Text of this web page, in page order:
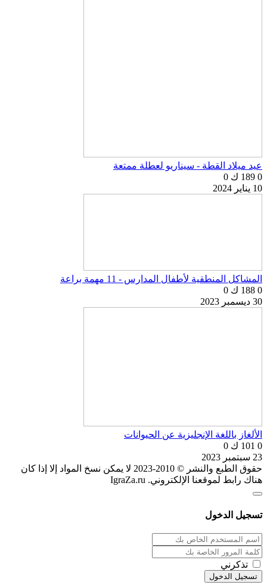
عيد ميلاد القطة - سيناريو لعطلة ممتعة
0 189 ك
0
10 يناير 2024
المشاكل المنطقية لأطفال المدارس - 11 مهمة براعة
0 188 ك
0
30 ديسمبر 2023
الألغاز باللغة الإنجليزية عن الحيوانات
0 101 ك
0
23 سبتمبر 2023
حقوق الطبع والنشر © 2010-2023 لا يمكن نسخ المواد إلا إذا كان
هناك رابط لموقعنا الإلكتروني. IgraZa.ru
تسجيل الدخول
تذكرني